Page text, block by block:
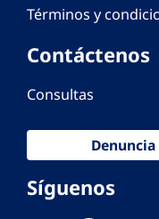
Términos y
Contáctenos
Consultas
Síguenos